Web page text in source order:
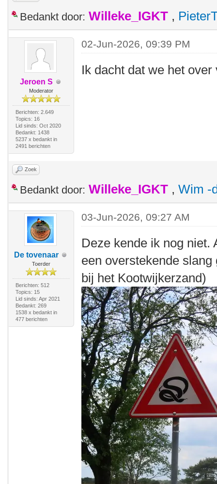
Bedankt door: Willeke_IGKT ,
Jeroen S
Moderator
Berichten: 2.649
Topics: 16
Lid sinds: Oct 2020
Bedankt: 1438
5237 x bedankt in
2491 berichten
02-Jun-2026, 09:39 PM
Ik dacht dat we het
Zoek
Bedankt door: Willeke_IGKT , Wim -
De tovenaar
Toerder
Berichten: 512
Topics: 15
Lid sinds: Apr 2021
Bedankt: 269
1538 x bedankt in
477 berichten
03-Jun-2026, 09:27 AM
Deze kende ik nog niet.
een overstekende
bij het Kootwijkerzand)